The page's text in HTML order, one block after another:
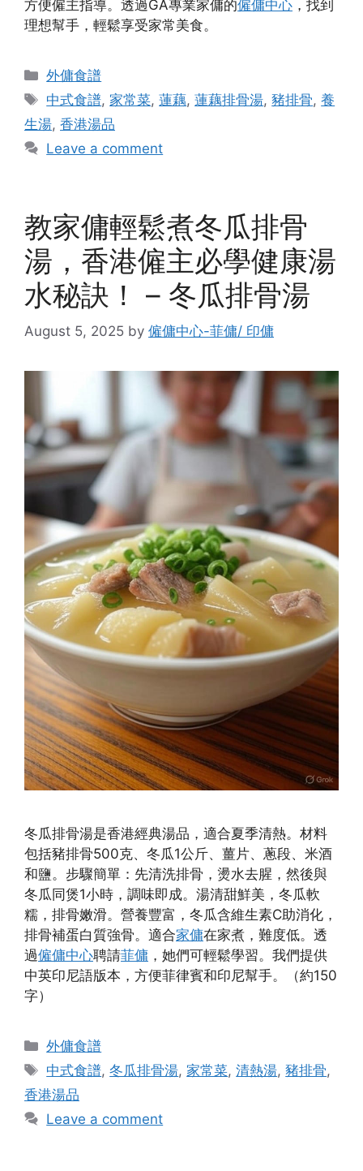
方便僱主指導。透過GA專業家傭的僱傭中心 ，找到
理想幫手，輕鬆享受家常美食。
Categories
外傭食譜
Tags
中式食譜, 家常菜,蓮藕,蓮藕排骨湯,豬排骨,養
生湯, 香港湯品
Leave a comment
教家傭輕鬆煮冬瓜排骨
湯，香港僱主必學健康湯
水秘訣！ – 冬瓜排骨湯
August 5, 2025 by 僱傭中心-菲傭/ 印傭
冬瓜排骨湯是香港經典湯品，適合夏季清熱。材料
包括豬排骨500克、冬瓜1公斤、薑片、蔥段、米酒
和鹽。步驟簡單：先清洗排骨，燙水去腥，然後與
冬瓜同煲1小時，調味即成。湯清甜鮮美，冬瓜軟
糯，排骨嫩滑。營養豐富，冬瓜含維生素C助消化，
排骨補蛋白質強骨。適合家傭在家煮，難度低。透
過僱傭中心聘請菲傭 ，她們可輕鬆學習。我們提供
中英印尼語版本，方便菲律賓和印尼幫手。（約150
字）
Categories
外傭食譜
Tags
中式食譜,冬瓜排骨湯, 家常菜,清熱湯,豬排骨,
香港湯品
Leave a comment